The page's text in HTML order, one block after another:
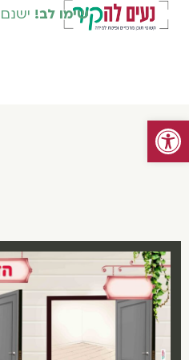
פתח סרגל נגישות
שימו לב!